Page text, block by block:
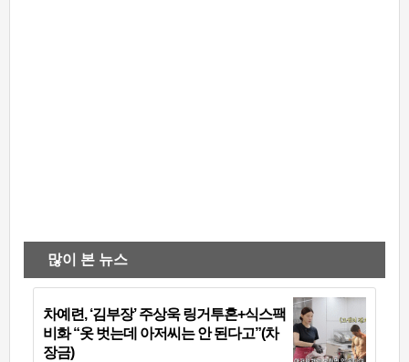
많이 본 뉴스
차예련, ‘김부장’ 주상욱 링거투혼+식스팩
비화 “옷 벗는데 아저씨는 안 된다고”(차
장금)